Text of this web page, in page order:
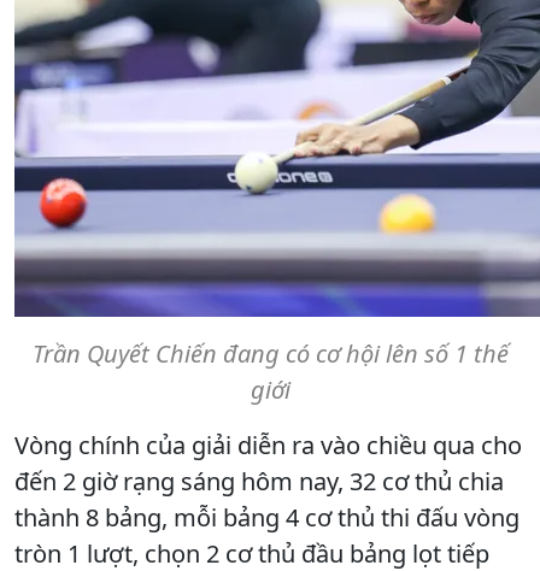
Trần Quyết Chiến đang có cơ hội lên số 1 thế
giới
Vòng chính của giải diễn ra vào chiều qua cho
đến 2 giờ rạng sáng hôm nay, 32 cơ thủ chia
thành 8 bảng, mỗi bảng 4 cơ thủ thi đấu vòng
tròn 1 lượt, chọn 2 cơ thủ đầu bảng lọt tiếp